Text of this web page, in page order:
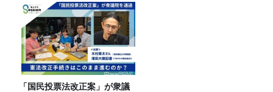
「国民投票法改正案」が衆議